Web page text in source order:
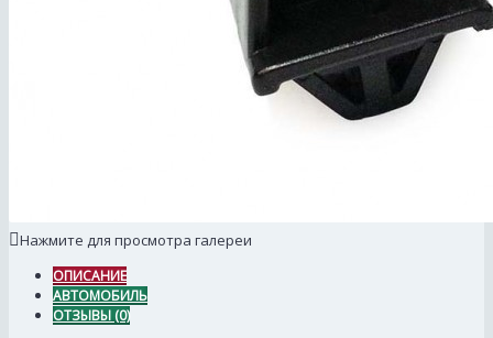
Нажмите для просмотра галереи
ОПИСАНИЕ
АВТОМОБИЛЬ
ОТЗЫВЫ (0)